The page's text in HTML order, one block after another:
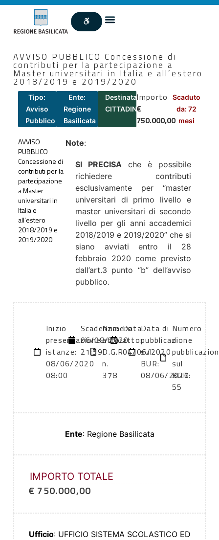
AVVISO PUBBLICO Concessione di
contributi per la partecipazione a
Master universitari in Italia e all’estero
2018/2019 e 2019/2020
Tipo:
Avviso
Pubblico
Ente:
Regione
Basilicata
Destinatari:
CITTADINI
Importo
€
750.000,00
Scaduto
da: 72
mesi
AVVISO
PUBBLICO
Concessione di
contributi per la
partecipazione
a Master
universitari in
Italia e
all’estero
2018/2019 e
2019/2020
Note:
SI PRECISA che è possibile
richiedere contributi
esclusivamente per “master
universitari di primo livello e
master universitari di secondo
livello per gli anni accademici
2018/2019 e 2019/2020” che si
siano avviati entro il 28
febbraio 2020 come previsto
dall’art.3 punto “b” dell’avviso
pubblico.
Inizio
presentazione
istanze:
08/06/2020
08:00
Scadenza:
06/08/2020
21:59
Numero
atto:
D.G.R.
n.
378
Data
atto:
04/06/2020
Data di
pubblicazione
sul
BUR:
08/06/2020
Numero
di
sul
BUR:
55
Ente: Regione Basilicata
IMPORTO TOTALE
€ 750.000,00
Ufficio: UFFICIO SISTEMA SCOLASTICO ED